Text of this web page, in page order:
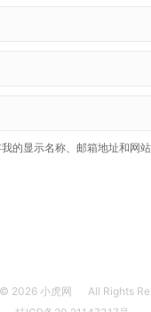
的显示名称、邮箱地址和网
2026 小虎网
All Rights